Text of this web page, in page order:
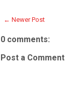
← Newer Post
0 comments:
Post a Comment